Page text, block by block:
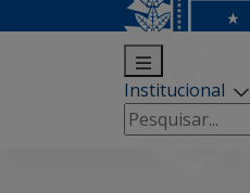
Institucional
Pesquisar
por: